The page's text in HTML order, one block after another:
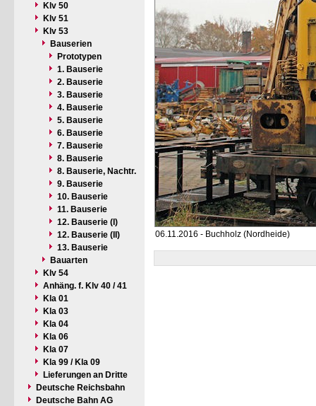
Klv 50
Klv 51
Klv 53
Bauserien
Prototypen
1. Bauserie
2. Bauserie
3. Bauserie
4. Bauserie
5. Bauserie
6. Bauserie
7. Bauserie
8. Bauserie
8. Bauserie, Nachtr.
9. Bauserie
10. Bauserie
11. Bauserie
12. Bauserie (I)
12. Bauserie (II)
13. Bauserie
Bauarten
Klv 54
Anhäng. f. Klv 40 / 41
Kla 01
Kla 03
Kla 04
Kla 06
Kla 07
Kla 99 / Kla 09
Lieferungen an Dritte
Deutsche Reichsbahn
Deutsche Bahn AG
06.11.2016 - Buchholz (Nordheide)